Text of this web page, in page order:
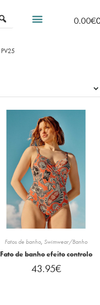
0.00€
PV25
Fatos de banho, Swimwear/Banho
Fato de banho efeito controlo
43.95€